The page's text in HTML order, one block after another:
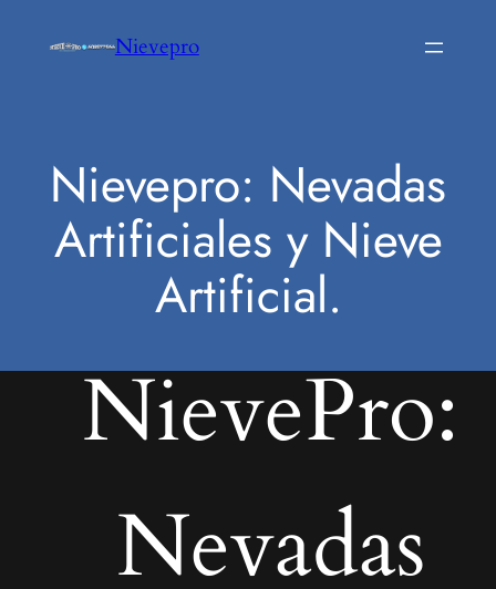
Nievepro
Nievepro: Nevadas
Artificiales y Nieve
Artificial.
NievePro:
Nevadas